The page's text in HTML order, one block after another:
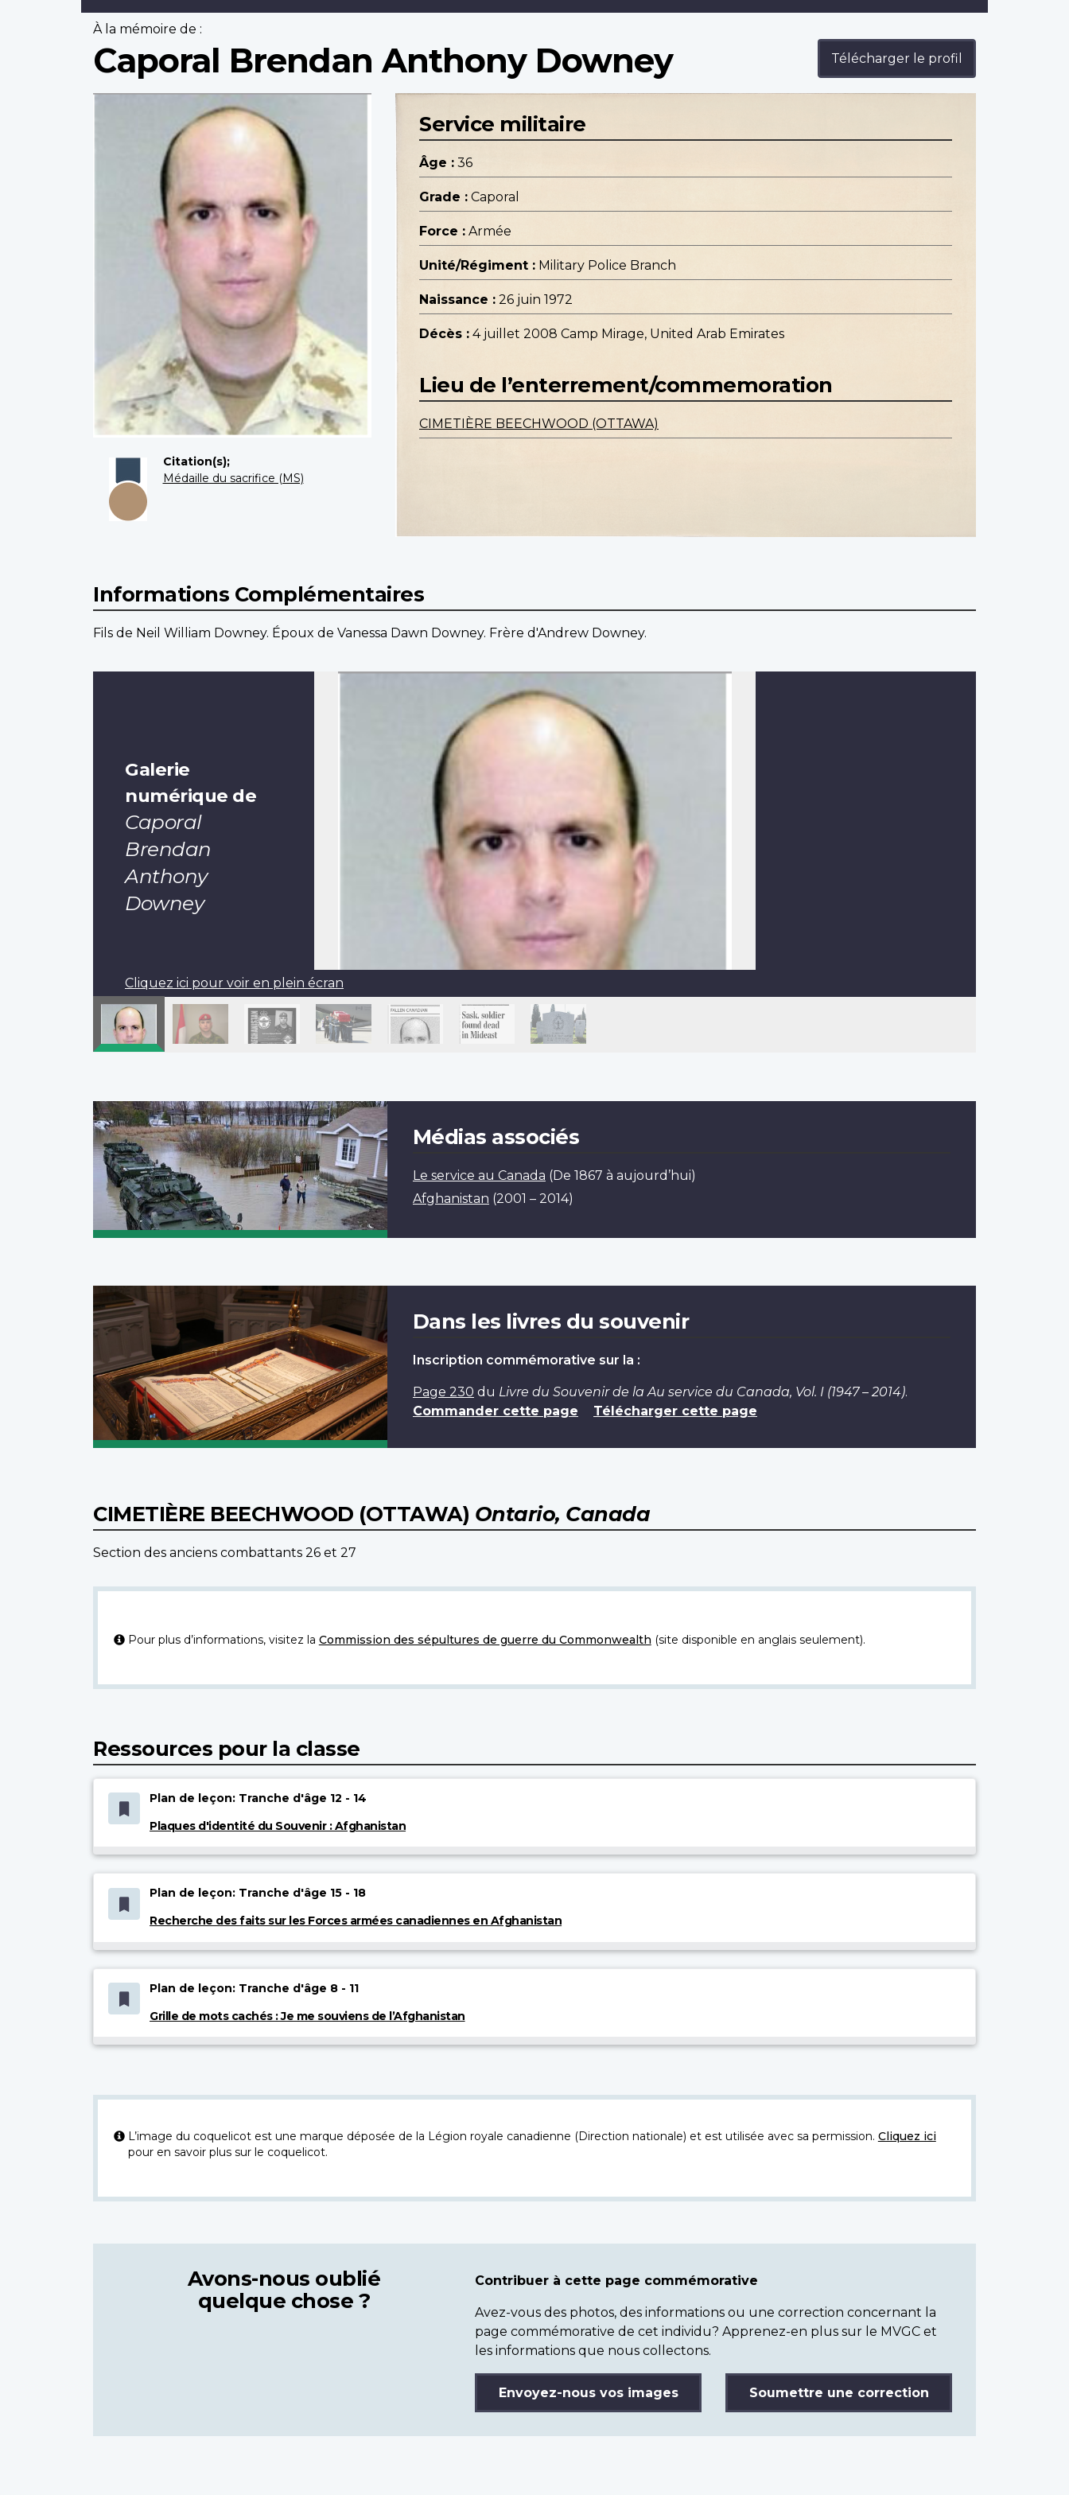
À la mémoire de :
Caporal Brendan Anthony Downey Télécharger le profil
Citation(s);
Médaille du sacrifice (MS)
Service militaire
Âge : 36
Grade : Caporal
Force : Armée
Unité/Régiment : Military Police Branch
Naissance : 26 juin 1972
Décès : 4 juillet 2008 Camp Mirage, United Arab Emirates
Lieu de l’enterrement/commemoration
CIMETIÈRE BEECHWOOD (OTTAWA)
Informations Complémentaires
Fils de Neil William Downey. Époux de Vanessa Dawn Downey. Frère d'Andrew Downey.
Galerie
numérique de
Caporal
Brendan
Anthony
Downey
Cliquez ici pour voir en plein écran
Médias associés
Le service au Canada (De 1867 à aujourd’hui)
Afghanistan (2001 – 2014)
Dans les livres du souvenir
Inscription commémorative sur la :
Page 230 du Livre du Souvenir de la Au service du Canada, Vol. I (1947 – 2014).
Commander cette page
Télécharger cette page
CIMETIÈRE BEECHWOOD (OTTAWA) Ontario, Canada
Section des anciens combattants 26 et 27
Pour plus d’informations, visitez la Commission des sépultures de guerre du Commonwealth (site disponible en anglais seulement).
Ressources pour la classe
Plan de leçon: Tranche d'âge 12 - 14
Plaques d'identité du Souvenir : Afghanistan
Plan de leçon: Tranche d'âge 15 - 18
Recherche des faits sur les Forces armées canadiennes en Afghanistan
Plan de leçon: Tranche d'âge 8 - 11
Grille de mots cachés : Je me souviens de l’Afghanistan
L’image du coquelicot est une marque déposée de la Légion royale canadienne (Direction nationale) et est utilisée avec sa permission. Cliquez ici
pour en savoir plus sur le coquelicot.
Avons-nous oublié
quelque chose ?
Contribuer à cette page commémorative
Avez-vous des photos, des informations ou une correction concernant la
page commémorative de cet individu? Apprenez-en plus sur le MVGC et
les informations que nous collectons.
Envoyez-nous vos images Soumettre une correction